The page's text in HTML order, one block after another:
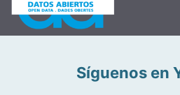
Síguenos en